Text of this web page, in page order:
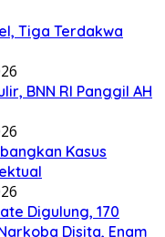
Tiga Terdakwa
BNN RI Panggil AH
Kasus
Digulung, 170
Disita, Enam